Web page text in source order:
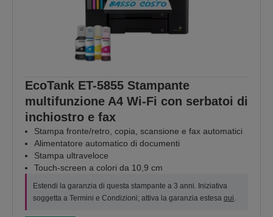
EcoTank ET-5855 Stampante
multifunzione A4 Wi-Fi con serbatoi di
inchiostro e fax
Stampa fronte/retro, copia, scansione e fax automatici
Alimentatore automatico di documenti
Stampa ultraveloce
Touch-screen a colori da 10,9 cm
Estendi la garanzia di questa stampante a 3 anni. Iniziativa
soggetta a Termini e Condizioni; attiva la garanzia estesa qui.